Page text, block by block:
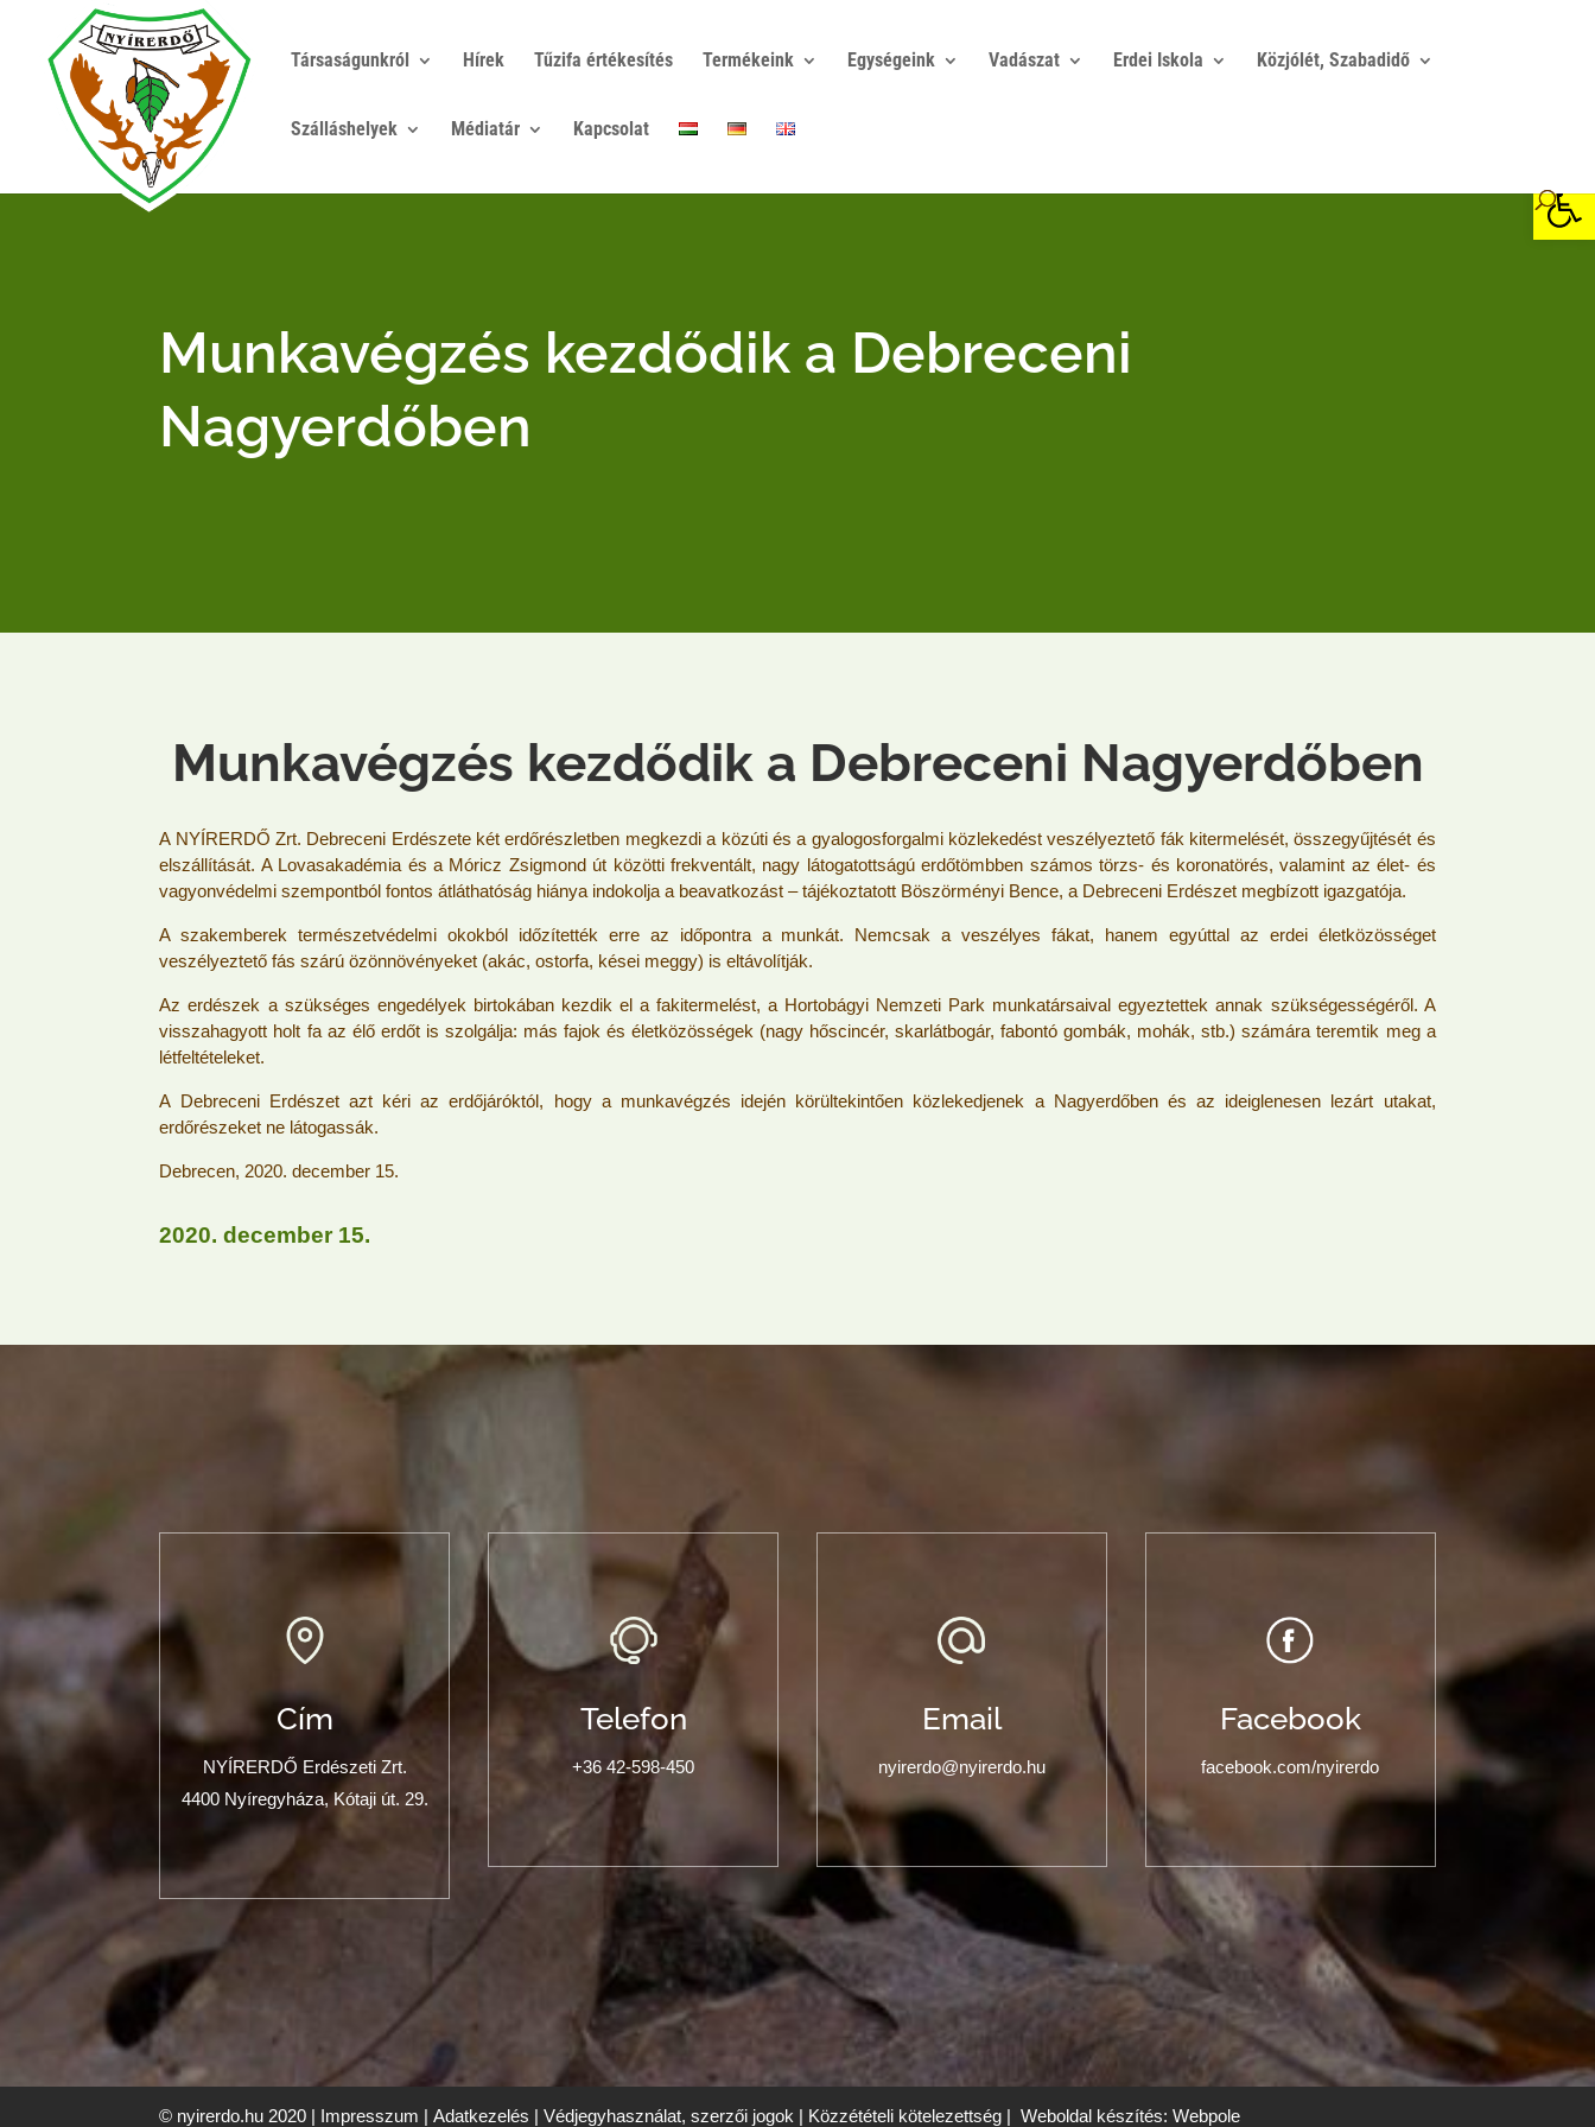
Társaságunkról Hírek Tűzifa értékesítés Termékeink Egységeink Vadászat Erdei Iskola Közjólét, Szabadidő
Szálláshelyek Médiatár Kapcsolat
Munkavégzés kezdődik a Debreceni
Nagyerdőben
Munkavégzés kezdődik a Debreceni Nagyerdőben
A NYÍRERDŐ Zrt. Debreceni Erdészete két erdőrészletben megkezdi a közúti és a gyalogosforgalmi közlekedést veszélyeztető fák kitermelését, összegyűjtését és
elszállítását. A Lovasakadémia és a Móricz Zsigmond út közötti frekventált, nagy látogatottságú erdőtömbben számos törzs- és koronatörés, valamint az élet- és
vagyonvédelmi szempontból fontos átláthatóság hiánya indokolja a beavatkozást – tájékoztatott Böszörményi Bence, a Debreceni Erdészet megbízott igazgatója.
A szakemberek természetvédelmi okokból időzítették erre az időpontra a munkát. Nemcsak a veszélyes fákat, hanem egyúttal az erdei életközösséget
veszélyeztető fás szárú özönnövényeket (akác, ostorfa, kései meggy) is eltávolítják.
Az erdészek a szükséges engedélyek birtokában kezdik el a fakitermelést, a Hortobágyi Nemzeti Park munkatársaival egyeztettek annak szükségességéről. A
visszahagyott holt fa az élő erdőt is szolgálja: más fajok és életközösségek (nagy hőscincér, skarlátbogár, fabontó gombák, mohák, stb.) számára teremtik meg a
létfeltételeket.
A Debreceni Erdészet azt kéri az erdőjáróktól, hogy a munkavégzés idején körültekintően közlekedjenek a Nagyerdőben és az ideiglenesen lezárt utakat,
erdőrészeket ne látogassák.
Debrecen, 2020. december 15.
2020. december 15.
Cím
NYÍRERDŐ Erdészeti Zrt.
4400 Nyíregyháza, Kótaji út. 29.
Telefon
+36 42-598-450
Email
nyirerdo@nyirerdo.hu
Facebook
facebook.com/nyirerdo
© nyirerdo.hu 2020 | Impresszum |Adatkezelés |Védjegyhasználat, szerzői jogok | Közzétételi kötelezettség |Weboldal készítés: Webpole